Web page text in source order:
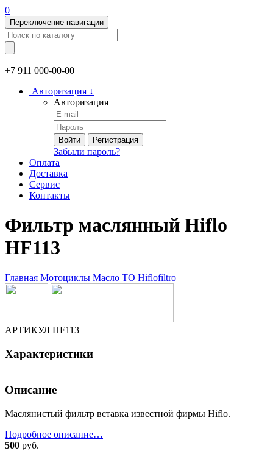
0
Переключение навигации
+7 911 000-00-00
Авторизация ↓
Авторизация
Войти Регистрация
Забыли пароль?
Оплата
Доставка
Сервис
Контакты
Фильтр маслянный Hiflo
HF113
Главная Мотоциклы Масло ТО Hiflofiltro
АРТИКУЛ HF113
Характеристики
Описание
Маслянистый фильтр вставка известной фирмы Hiflo.
Подробное описание…
500 руб.